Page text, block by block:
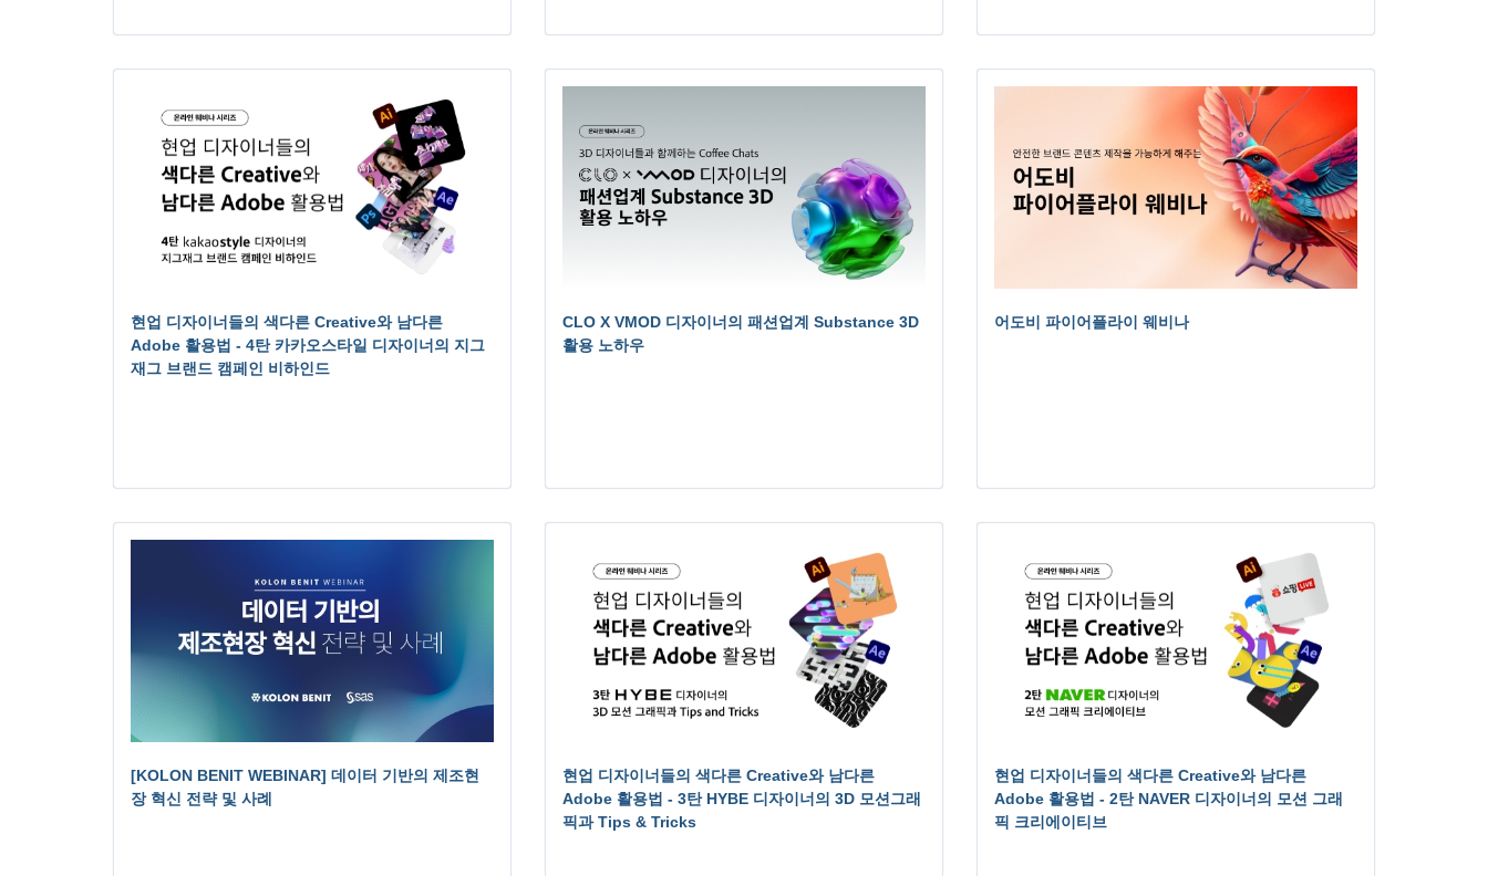
현업 디자이너들의 색다른 Creative와 남다른
Adobe 활용법 - 4탄 카카오스타일 디자이너의 지그
재그 브랜드 캠페인 비하인드
CLO X VMOD 디자이너의 패션업계 Substance 3D
활용 노하우
어도비 파이어플라이 웨비나
[KOLON BENIT WEBINAR] 데이터 기반의 제조현
장 혁신 전략 및 사례
현업 디자이너들의 색다른 Creative와 남다른
Adobe 활용법 - 3탄 HYBE 디자이너의 3D 모션그래
픽과 Tips & Tricks
현업 디자이너들의 색다른 Creative와 남다른
Adobe 활용법 - 2탄 NAVER 디자이너의 모션 그래
픽 크리에이티브